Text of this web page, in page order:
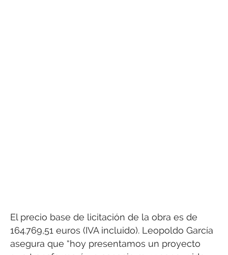
El precio base de licitación de la obra es de
164.769,51 euros (IVA incluido). Leopoldo García
asegura que “hoy presentamos un proyecto